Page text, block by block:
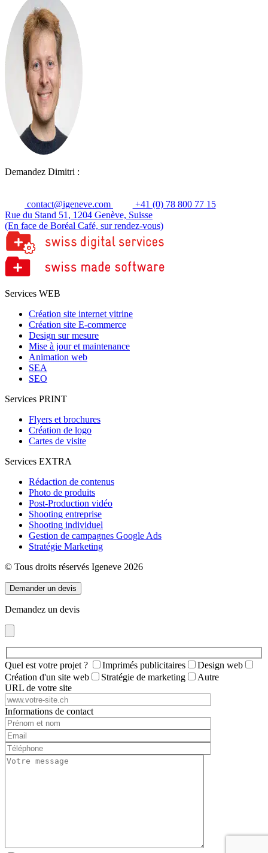
Demandez Dimitri :
contact@igeneve.com
+41 (0) 78 800 77 15
Rue du Stand 51, 1204 Genève, Suisse
(En face de Boréal Café, sur rendez-vous)
Services WEB
Création site internet vitrine
Création site E-commerce
Design sur mesure
Mise à jour et maintenance
Animation web
SEA
SEO
Services PRINT
Flyers et brochures
Création de logo
Cartes de visite
Services EXTRA
Rédaction de contenus
Photo de produits
Post-Production vidéo
Shooting entreprise
Shooting individuel
Gestion de campagnes Google Ads
Stratégie Marketing
© Tous droits réservés Igeneve 2026
Demander un devis
Demandez un devis
Quel est votre projet ? Imprimés publicitaires
Design web
Création d'un site web
Stratégie de marketing
Autre
URL de votre site
Informations de contact